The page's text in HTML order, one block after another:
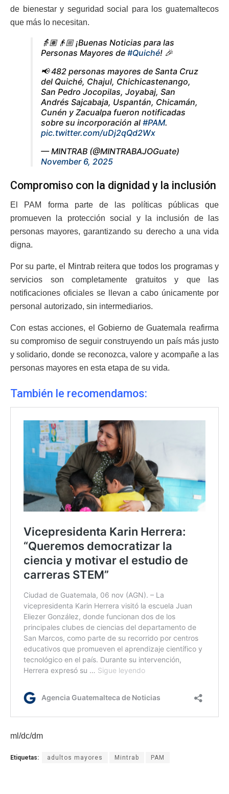
de bienestar y seguridad social para los guatemaltecos
que más lo necesitan.
👵🏽👴🏼 ¡Buenas Noticias para las
Personas Mayores de #Quiché! 🎉
📢 482 personas mayores de Santa Cruz
del Quiché, Chajul, Chichicastenango,
San Pedro Jocopilas, Joyabaj, San
Andrés Sajcabaja, Uspantán, Chicamán,
Cunén y Zacualpa fueron notificadas
sobre su incorporación al #PAM.
pic.twitter.com/uDj2qQd2Wx
— MINTRAB (@MINTRABAJOGuate)
November 6, 2025
Compromiso con la dignidad y la inclusión
El PAM forma parte de las políticas públicas que
promueven la protección social y la inclusión de las
personas mayores, garantizando su derecho a una vida
digna.
Por su parte, el Mintrab reitera que todos los programas y
servicios son completamente gratuitos y que las
notificaciones oficiales se llevan a cabo únicamente por
personal autorizado, sin intermediarios.
Con estas acciones, el Gobierno de Guatemala reafirma
su compromiso de seguir construyendo un país más justo
y solidario, donde se reconozca, valore y acompañe a las
personas mayores en esta etapa de su vida.
También le recomendamos:
ml/dc/dm
Etiquetas: adultos mayores Mintrab PAM